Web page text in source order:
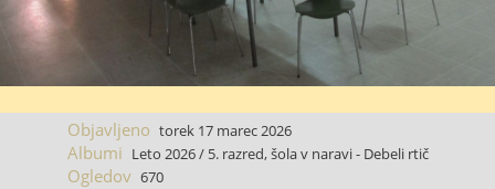
Objavljeno torek 17 marec 2026
Albumi Leto 2026/ 5. razred, šola v naravi - Debeli rtič
Ogledov 670